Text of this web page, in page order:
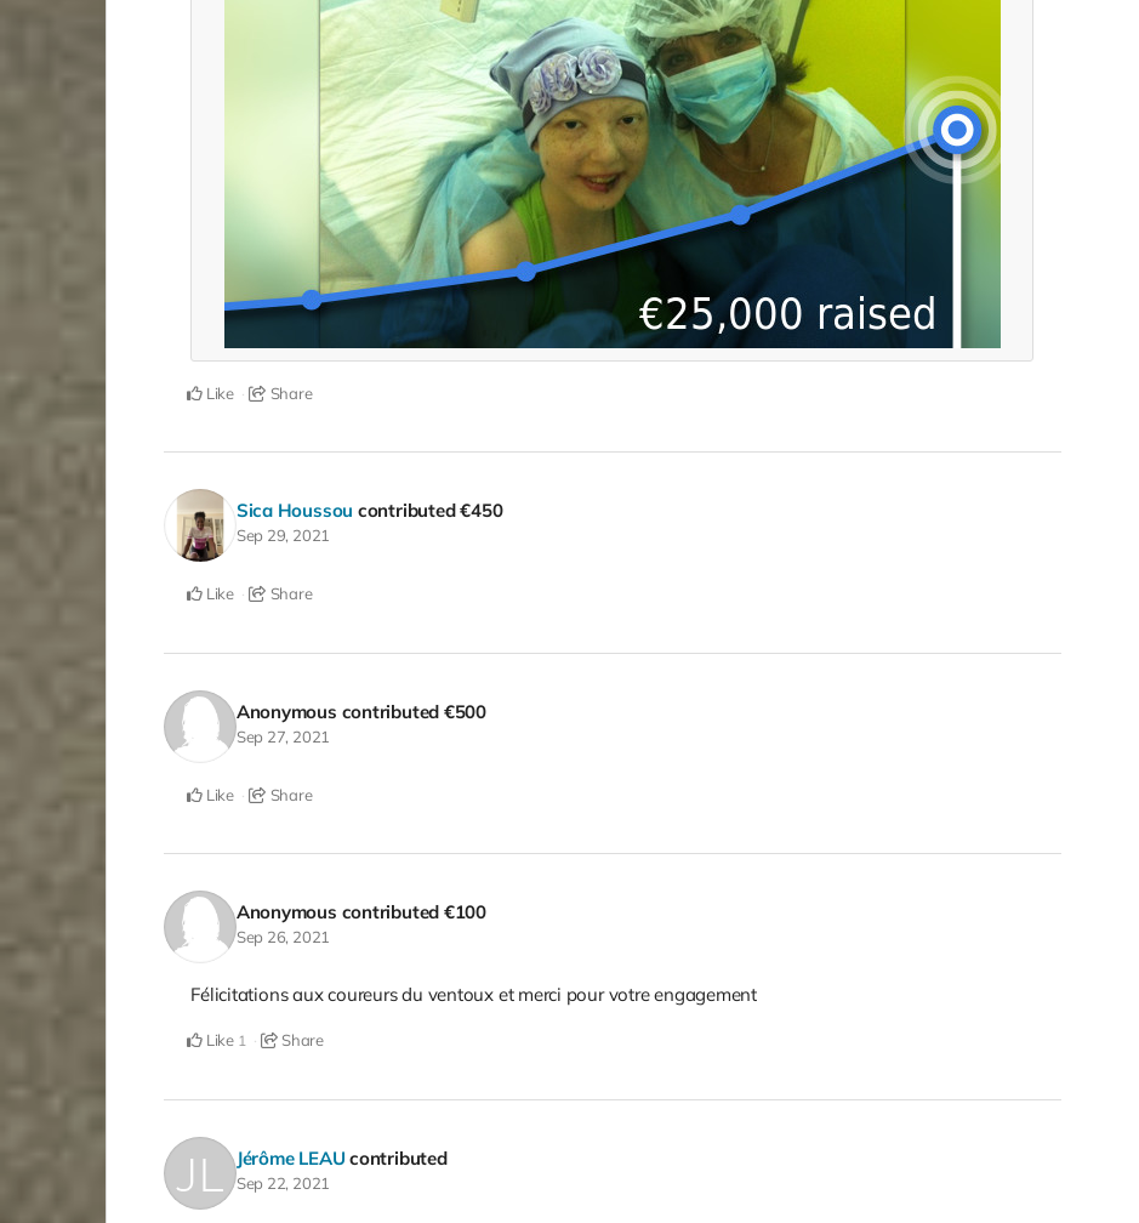
Like Share
Sica Houssou contributed€450
Sep 29, 2021
Like Share
Anonymous contributed €500
Sep 27, 2021
Like Share
Anonymous contributed €100
Sep 26, 2021
Félicitations aux coureurs du ventoux et merci pour votre engagement
Like 1 Share
Jérôme LEAU contributed
Sep 22, 2021